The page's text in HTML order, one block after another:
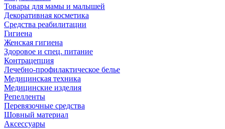
Товары для мамы и малышей
Декоративная косметика
Средства реабилитации
Гигиена
Женская гигиена
Здоровое и спец. питание
Контрацепция
Лечебно-профилактическое белье
Медицинская техника
Медицинские изделия
Репелленты
Перевязочные средства
Шовный материал
Аксессуары